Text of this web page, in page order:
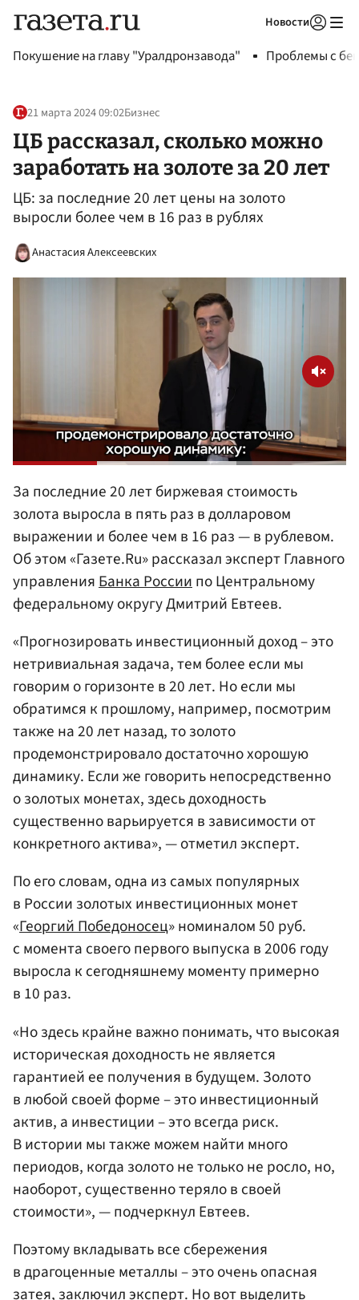
Новости
Покушение на главу "Уралдронзавода" Проблемы с
21 марта 2024 09:02Бизнес
ЦБ рассказал, сколько можно
заработать на золоте за 20 лет
ЦБ: за последние 20 лет цены на золото
выросли более чем в 16 раз в рублях
Анастасия Алексеевских
За последние 20 лет биржевая стоимость
золота выросла в пять раз в долларовом
выражении и более чем в 16 раз — в рублевом.
Об этом «Газете.Ru» рассказал эксперт Главного
управленияБанкаРоссиипо Центральному
федеральному округу Дмитрий Евтеев.
«Прогнозировать инвестиционный доход – это
нетривиальная задача, тем более если мы
говорим о горизонте в 20 лет. Но если мы
обратимся к прошлому, например, посмотрим
также на 20 лет назад, то золото
продемонстрировало достаточно хорошую
динамику. Если же говорить непосредственно
о золотых монетах, здесь доходность
существенно варьируется в зависимости от
конкретного актива», — отметил эксперт.
По его словам, одна из самых популярных
в России золотых инвестиционных монет
«Георгий Победоносец» номиналом 50 руб.
с момента своего первого выпуска в 2006 году
выросла к сегодняшнему моменту примерно
в 10 раз.
«Но здесь крайне важно понимать, что высокая
историческая доходность не является
гарантией ее получения в будущем. Золото
в любой своей форме – это инвестиционный
актив, а инвестиции – это всегда риск.
В истории мы также можем найти много
периодов, когда золото не только не росло, но,
наоборот, существенно теряло в своей
стоимости», — подчеркнул Евтеев.
Поэтому вкладывать все сбережения
в драгоценные металлы – это очень опасная
затея, заключил эксперт. Но вот выделить